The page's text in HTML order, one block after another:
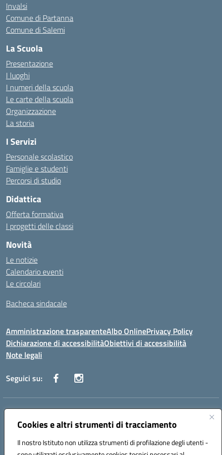
Cookies e altri strumenti di tracciamento
Il nostro Istituto non utilizza strumenti di profilazione degli utenti -
Invalsi
Comune di Partanna
Comune di Salemi
La Scuola
Presentazione
I luoghi
I numeri della scuola
Le carte della scuola
Organizzazione
La storia
I Servizi
Personale scolastico
Famiglie e studenti
Percorsi di studio
Didattica
Offerta formativa
I progetti delle classi
Novità
Le notizie
Calendario eventi
Le circolari
Bacheca sindacale
Amministrazione trasparenteAlbo OnlinePrivacy Policy
Dichiarazione di accessibilitàObiettivi di accessibilità
Note legali
Seguici su:
Indirizzo:
Centralino:0924 534873 Salemi - 0924534879 Partanna
Posta elettronica certificata (PEC):tpis002005@pec.istruzione.it